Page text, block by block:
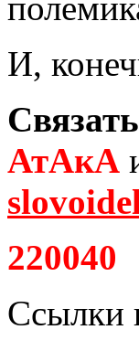
И,
АтАкА
220040
Ссылки